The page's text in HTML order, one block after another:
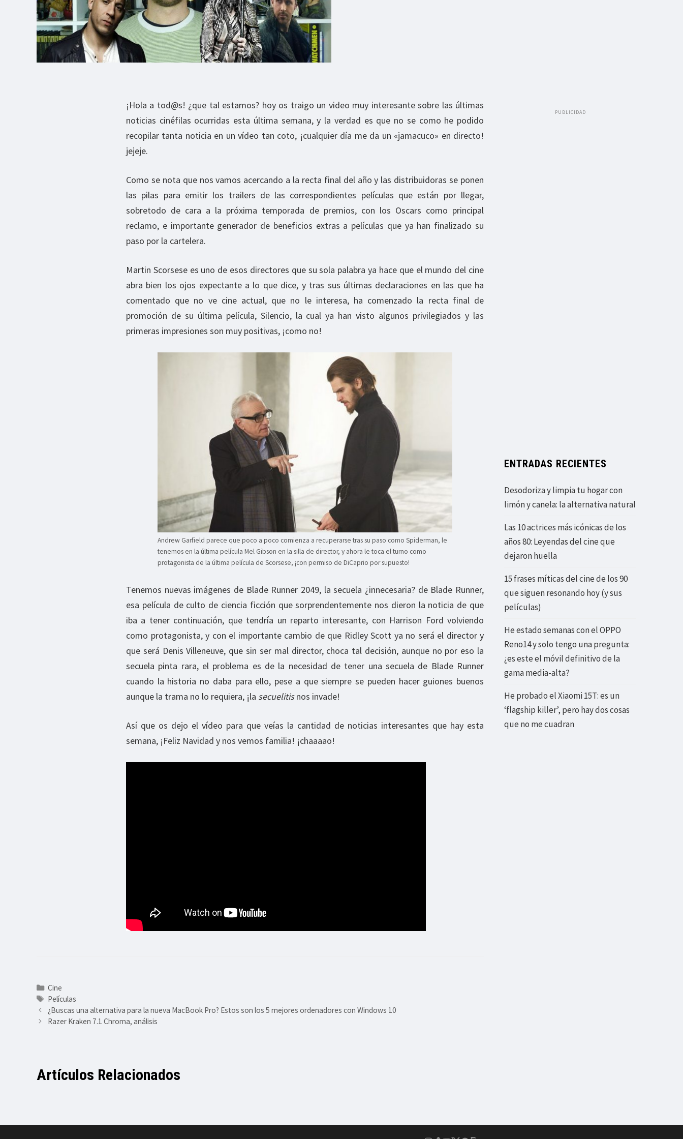
¡Hola a tod@s! ¿que tal estamos? hoy os traigo un video muy interesante sobre las últimas
noticias cinéfilas ocurridas esta última semana, y la verdad es que no se como he podido
recopilar tanta noticia en un vídeo tan coto, ¡cualquier día me da un «jamacuco» en directo!
jejeje.
Como se nota que nos vamos acercando a la recta final del año y las distribuidoras se ponen
las pilas para emitir los trailers de las correspondientes películas que están por llegar,
sobretodo de cara a la próxima temporada de premios, con los Oscars como principal
reclamo, e importante generador de beneficios extras a películas que ya han finalizado su
paso por la cartelera.
Martin Scorsese es uno de esos directores que su sola palabra ya hace que el mundo del cine
abra bien los ojos expectante a lo que dice, y tras sus últimas declaraciones en las que ha
comentado que no ve cine actual, que no le interesa, ha comenzado la recta final de
promoción de su última película, Silencio, la cual ya han visto algunos privilegiados y las
primeras impresiones son muy positivas, ¡como no!
Andrew Garfield parece que poco a poco comienza a recuperarse tras su paso como Spiderman, le
tenemos en la última película Mel Gibson en la silla de director, y ahora le toca el turno como
protagonista de la última película de Scorsese, ¡con permiso de DiCaprio por supuesto!
Tenemos nuevas imágenes de Blade Runner 2049, la secuela ¿innecesaria? de Blade Runner,
esa película de culto de ciencia ficción que sorprendentemente nos dieron la noticia de que
iba a tener continuación, que tendría un reparto interesante, con Harrison Ford volviendo
como protagonista, y con el importante cambio de que Ridley Scott ya no será el director y
que será Denis Villeneuve, que sin ser mal director, choca tal decisión, aunque no por eso la
secuela pinta rara, el problema es de la necesidad de tener una secuela de Blade Runner
cuando la historia no daba para ello, pese a que siempre se pueden hacer guiones buenos
aunque la trama no lo requiera, ¡la secuelitisnos invade!
Así que os dejo el vídeo para que veías la cantidad de noticias interesantes que hay esta
semana, ¡Feliz Navidad y nos vemos familia! ¡chaaaao!
Categorías
Cine
Etiquetas
Películas
¿Buscas una alternativa para la nueva MacBook Pro? Estos son los 5 mejores ordenadores con Windows 10
Razer Kraken 7.1 Chroma, análisis
PUBLICIDAD
ENTRADAS RECIENTES
Desodoriza y limpia tu hogar con
limón y canela: la alternativa natural
Las 10 actrices más icónicas de los
años 80: Leyendas del cine que
dejaron huella
15 frases míticas del cine de los 90
que siguen resonando hoy (y sus
películas)
He estado semanas con el OPPO
Reno14 y solo tengo una pregunta:
¿es este el móvil definitivo de la
gama media-alta?
He probado el Xiaomi 15T: es un
‘flagship killer’, pero hay dos cosas
que no me cuadran
Artículos Relacionados